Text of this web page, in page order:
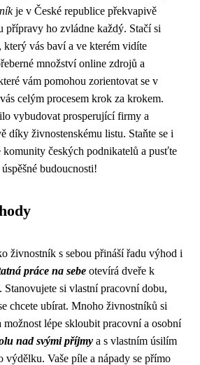
je v České republice překvapivě
přípravy ho zvládne každý. Stačí si
vás baví a ve kterém vidíte
množství online zdrojů a
vám pomohou zorientovat se v
celým procesem krok za krokem.
vybudovat prosperující firmy a
díky živnostenskému listu. Staňte se i
komunity českých podnikatelů a pusťte
budoucnosti!
živnostník s sebou přináší řadu výhod i
práce na sebe otevírá dveře k
Stanovujete si vlastní pracovní dobu,
chcete ubírat. Mnoho živnostníků si
lépe skloubit pracovní a osobní
nad svými příjmy a s vlastním úsilím
výdělku. Vaše píle a nápady se přímo